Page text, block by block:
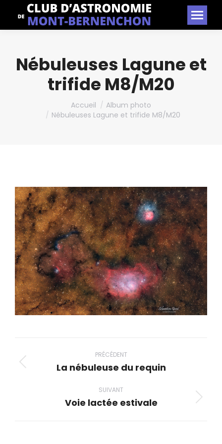
Nébuleuses Lagune et
trifide M8/M20
Accueil
Album photo
Nébuleuses Lagune et trifide M8/M20
album
PRÉCÉDENT
Album
:
La nébuleuse du requin
SUIVANT
Album
Voie lactée estivale